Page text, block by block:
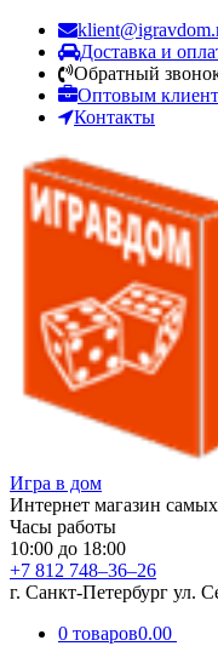
Доставка и
Обратный
Оптовым
Контакты
Игра в дом
Интернет магазин
Часы работы
10:00 до 18:00
+7 812 748–36–26
г. Санкт-Петербург ул.
0 товаров0.00